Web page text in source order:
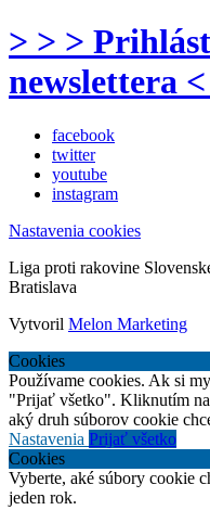
> > >
newslettera
facebook
twitter
youtube
instagram
Nastavenia cookies
Liga proti rakovine
Bratislava
Vytvoril Melon Marketing
Cookies
Používame cookies. Ak si
"Prijať všetko". Kliknutím
aký druh súborov cookie
Nastavenia Prijať všetko
Cookies
Vyberte, aké súbory cookie
jeden rok.